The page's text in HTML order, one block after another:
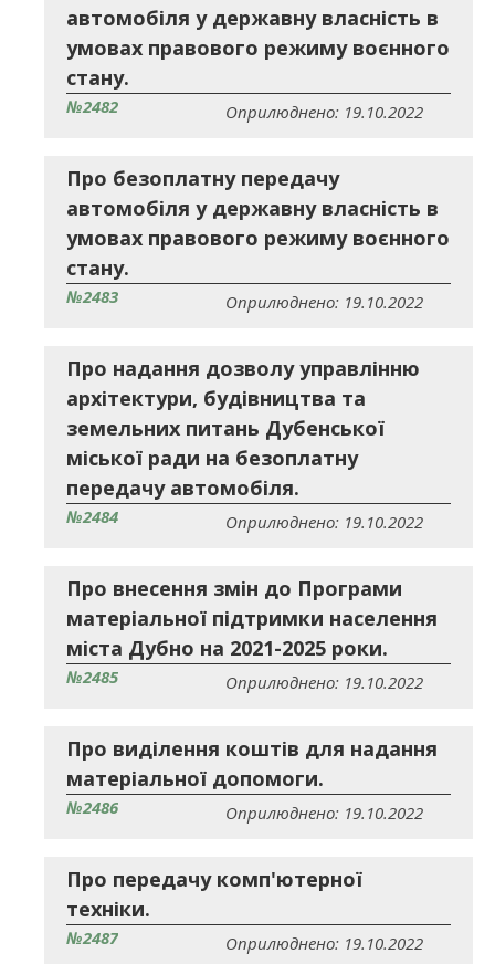
автомобіля у державну власність в
умовах правового режиму воєнного
стану.
№2482 Оприлюднено: 19.10.2022
Про безоплатну передачу
автомобіля у державну власність в
умовах правового режиму воєнного
стану.
№2483 Оприлюднено: 19.10.2022
Про надання дозволу управлінню
архітектури, будівництва та
земельних питань Дубенської
міської ради на безоплатну
передачу автомобіля.
№2484 Оприлюднено: 19.10.2022
Про внесення змін до Програми
матеріальної підтримки населення
міста Дубно на 2021-2025 роки.
№2485 Оприлюднено: 19.10.2022
Про виділення коштів для надання
матеріальної допомоги.
№2486 Оприлюднено: 19.10.2022
Про передачу комп'ютерної
техніки.
№2487 Оприлюднено: 19.10.2022